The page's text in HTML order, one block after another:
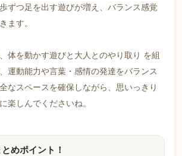
ずつ足を出す遊びが増え、バランス感覚
ます。
体を動かす遊びと大人とのやり取り を組
運動能力や言葉・感情の発達をバランス
なスペースを確保しながら、思いっきり
楽しんでくださいね。
めポイント！